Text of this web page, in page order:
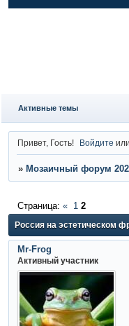
Активные темы
Привет, Гость! Войдите
» Мозаичный форум
Россия на эстетическом
Страница: « 1 2
Mr-Frog
Активный участник